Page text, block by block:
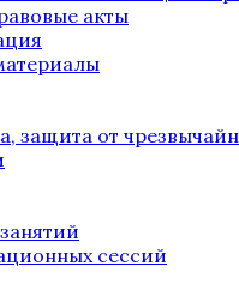
акты
защита от
сессий